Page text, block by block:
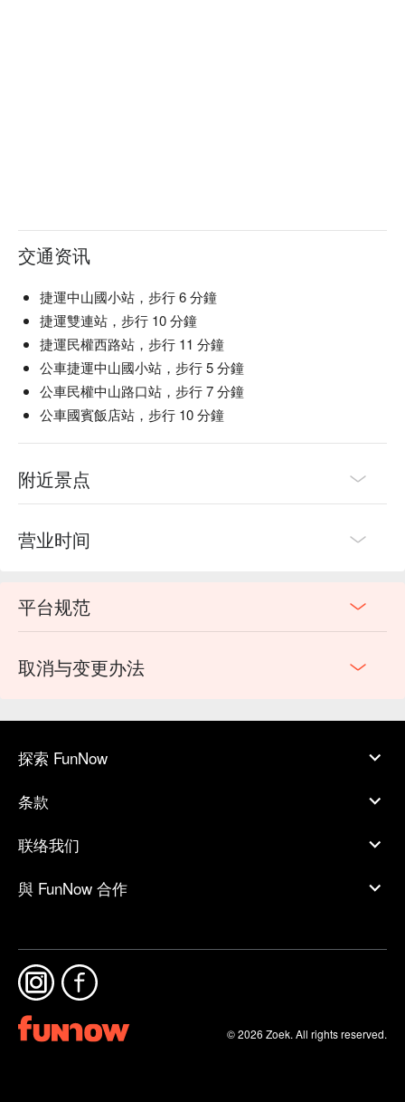
交通资讯
捷運中山國小站，步行 6 分鐘
捷運雙連站，步行 10 分鐘
捷運民權西路站，步行 11 分鐘
公車捷運中山國小站，步行 5 分鐘
公車民權中山路口站，步行 7 分鐘
公車國賓飯店站，步行 10 分鐘
附近景点
营业时间
平台规范
取消与变更办法
探索 FunNow
条款
联络我们
與 FunNow 合作
© 2026 Zoek. All rights reserved.